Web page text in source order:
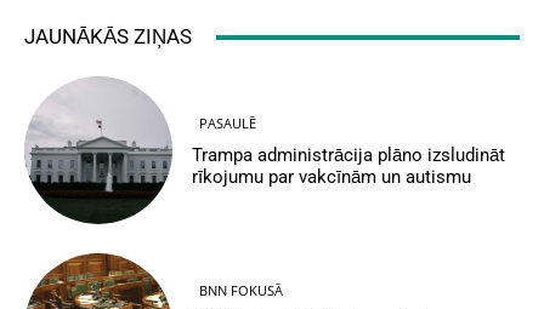
JAUNĀKĀS ZIŅAS
PASAULĒ
Trampa administrācija plāno izsludināt
rīkojumu par vakcīnām un autismu
BNN FOKUSĀ